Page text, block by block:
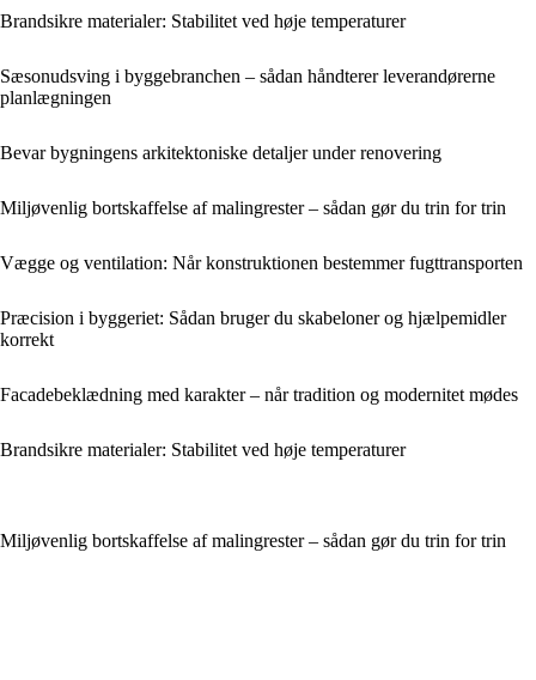
Brandsikre materialer: Stabilitet ved høje temperaturer
Sæsonudsving i byggebranchen – sådan håndterer leverandørerne
planlægningen
Bevar bygningens arkitektoniske detaljer under renovering
Miljøvenlig bortskaffelse af malingrester – sådan gør du trin for trin
Vægge og ventilation: Når konstruktionen bestemmer fugttransporten
Præcision i byggeriet: Sådan bruger du skabeloner og hjælpemidler
korrekt
Facadebeklædning med karakter – når tradition og modernitet mødes
Brandsikre materialer: Stabilitet ved høje temperaturer
Miljøvenlig bortskaffelse af malingrester – sådan gør du trin for trin